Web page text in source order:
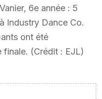
6e année : 5
Industry Dance Co.
ont été
finale. (Crédit : EJL)